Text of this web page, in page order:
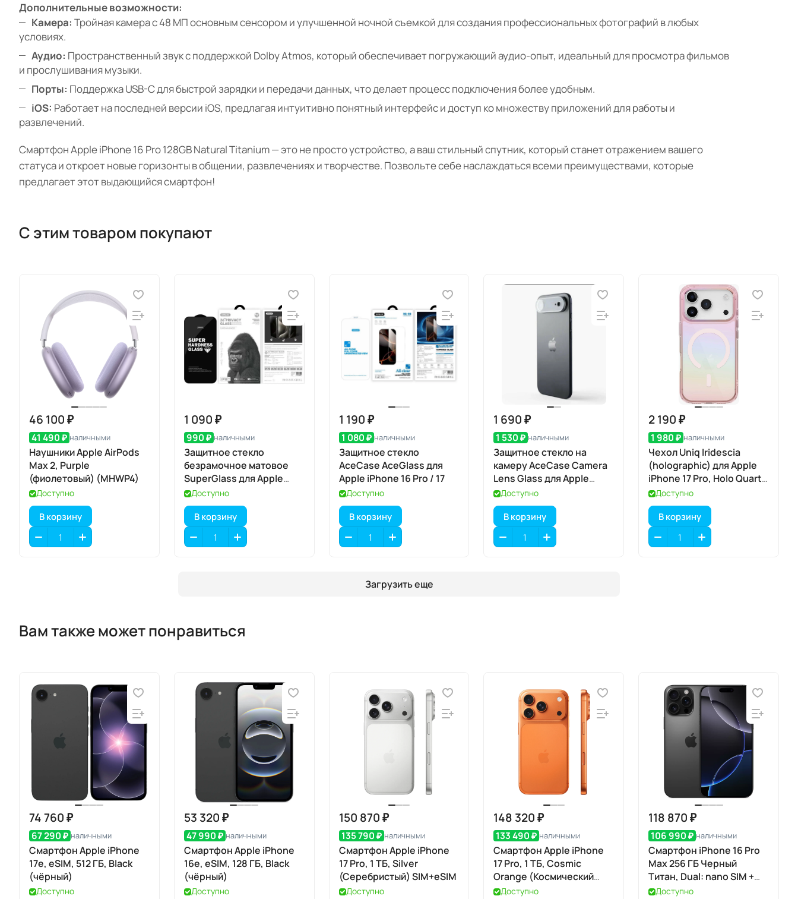
Дополнительные возможности:
Камера: Тройная камера с 48 МП основным сенсором и улучшенной ночной съемкой для создания профессиональных фотографий в любых
условиях.
Аудио: Пространственный звук с поддержкой Dolby Atmos, который обеспечивает погружающий аудио-опыт, идеальный для просмотра фильмов
и прослушивания музыки.
Порты: Поддержка USB-C для быстрой зарядки и передачи данных, что делает процесс подключения более удобным.
iOS: Работает на последней версии iOS, предлагая интуитивно понятный интерфейс и доступ ко множеству приложений для работы и
развлечений.
Смартфон Apple iPhone 16 Pro 128GB Natural Titanium — это не просто устройство, а ваш стильный спутник, который станет отражением вашего
статуса и откроет новые горизонты в общении, развлечениях и творчестве. Позвольте себе наслаждаться всеми преимуществами, которые
предлагает этот выдающийся смартфон!
С этим товаром покупают
46 100 ₽
41 490 ₽ наличными
Наушники Apple AirPods
Max 2, Purple
(фиолетовый) (MHWP4)
Доступно
В корзину
1 090 ₽
990 ₽ наличными
Защитное стекло
безрамочное матовое
SuperGlass для Apple
iPhone 17 / 16 Pro
Доступно
В корзину
1 190 ₽
1 080 ₽ наличными
Защитное стекло
AceCase AceGlass для
Apple iPhone 16 Pro / 17
Доступно
В корзину
1 690 ₽
1 530 ₽ наличными
Защитное стекло на
камеру AceCase Camera
Lens Glass для Apple
iPhone 17 Air
Доступно
В корзину
2 190 ₽
1 980 ₽ наличными
Чехол Uniq Iridescia
(holographic) для Apple
iPhone 17 Pro, Holo Quartz
(голографический
кварц), MagSafe
Доступно
В корзину
Загрузить еще
Вам также может понравиться
74 760 ₽
67 290 ₽ наличными
Смартфон Apple iPhone
17e, eSIM, 512 ГБ, Black
(чёрный)
Доступно
53 320 ₽
47 990 ₽ наличными
Смартфон Apple iPhone
16e, eSIM, 128 ГБ, Black
(чёрный)
Доступно
150 870 ₽
135 790 ₽ наличными
Смартфон Apple iPhone
17 Pro, 1 ТБ, Silver
(Серебристый) SIM+eSIM
Доступно
148 320 ₽
133 490 ₽ наличными
Смартфон Apple iPhone
17 Pro, 1 ТБ, Cosmic
Orange (Космический
оранжевый) SIM+eSIM
Доступно
118 870 ₽
106 990 ₽ наличными
Смартфон iPhone 16 Pro
Max 256 ГБ Черный
Титан, Dual: nano SIM +
eSIM
Доступно